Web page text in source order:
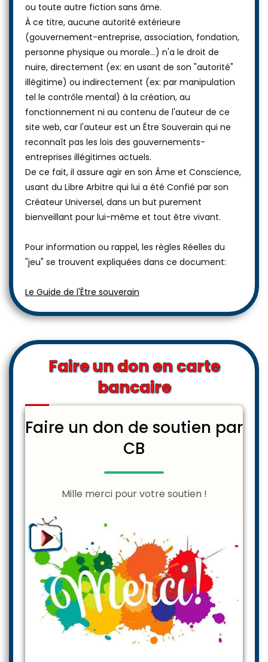
ou toute autre fiction sans âme.
À ce titre, aucune autorité extérieure
(gouvernement-entreprise, association, fondation,
personne physique ou morale...) n'a le droit de
nuire, directement (ex: en usant de son "autorité"
illégitime) ou indirectement (ex: par manipulation
tel le contrôle mental) à la création, au
fonctionnement ni au contenu de l'auteur de ce
site web, car l'auteur est un Être Souverain qui ne
reconnaît pas les lois des gouvernements-
entreprises illégitimes actuels.
De ce fait, il assure agir en son Âme et Conscience,
usant du Libre Arbitre qui lui a été Confié par son
Créateur Universel, dans un but purement
bienveillant pour lui-même et tout être vivant.
Pour information ou rappel, les règles Réelles du
"jeu" se trouvent expliquées dans ce document:
Le Guide de l'Être souverain
Faire un don en carte
bancaire
Faire un don de soutien par
CB
Mille merci pour votre soutien !